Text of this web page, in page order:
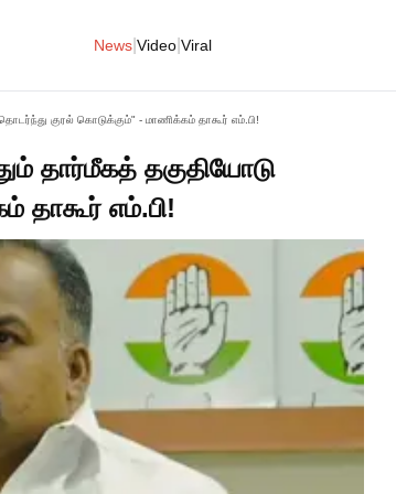
News Video Viral
குரல் கொடுக்கும்" - மாணிக்கம் தாகூர் எம்.பி!
தார்மீகத் தகுதியோடு
தாகூர் எம்.பி!